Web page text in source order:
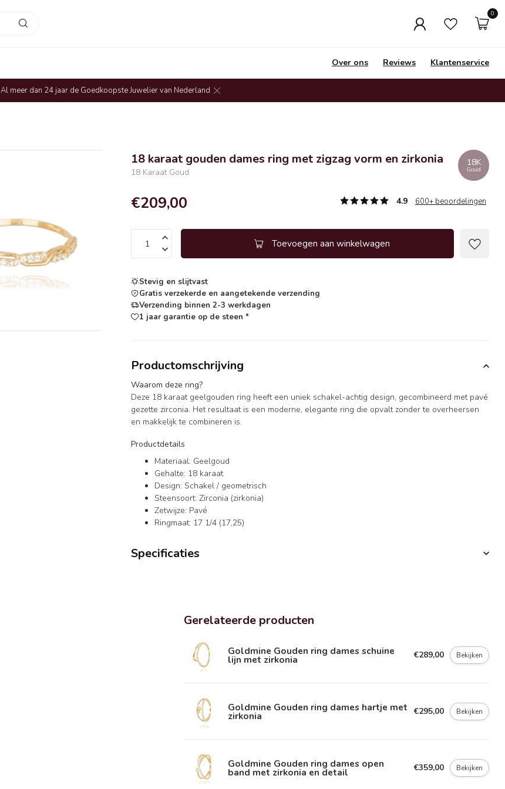
0
Over ons Reviews Klantenservice
Al meer dan 24 jaar de Goedkoopste Juwelier van Nederland
18 karaat gouden dames ring met zigzag vorm en zirkonia
18 Karaat Goud
18K
Goud
€209,00 4.9 600+ beoordelingen
Toevoegen aan winkelwagen
Stevig en slijtvast
Gratis verzekerde en aangetekende verzending
Verzending binnen 2-3 werkdagen
1 jaar garantie op de steen *
Productomschrijving
Waarom deze ring?
Deze 18 karaat geelgouden ring heeft een uniek schakel-achtig design, gecombineerd met pavé
gezette zirconia. Het resultaat is een moderne, elegante ring die opvalt zonder te overheersen
en makkelijk te combineren is.
Productdetails
Materiaal: Geelgoud
Gehalte: 18 karaat
Design: Schakel / geometrisch
Steensoort: Zirconia (zirkonia)
Zetwijze: Pavé
Ringmaat: 17 1/4 (17,25)
Specificaties
Gerelateerde producten
Goldmine Gouden ring dames schuine
lijn met zirkonia €289,00 Bekijken
Goldmine Gouden ring dames hartje met
zirkonia €295,00 Bekijken
Goldmine Gouden ring dames open
band met zirkonia en detail €359,00 Bekijken